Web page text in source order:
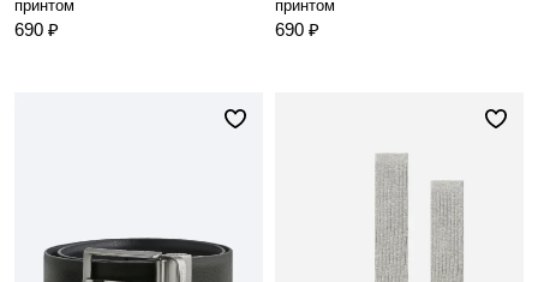
принтом
690 ₽
принтом
690 ₽